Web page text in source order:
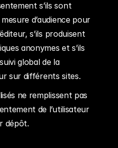
s’ils sont
d’audience pour
s’ils produisent
anonymes et s’ils
global de la
sur différents sites.
ne remplissent pas
de l’utilisateur
dépôt.